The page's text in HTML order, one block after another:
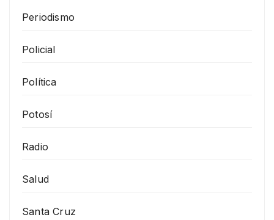
Periodismo
Policial
Política
Potosí
Radio
Salud
Santa Cruz